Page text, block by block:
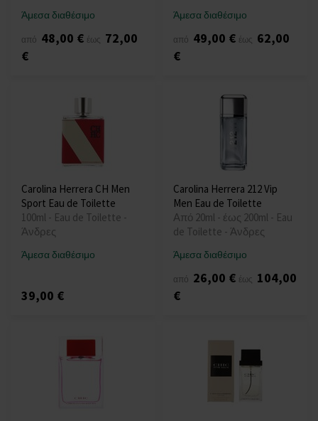
Άμεσα διαθέσιμο
από 48,00 € έως 72,00
€
Άμεσα διαθέσιμο
από 49,00 € έως 62,00
€
Carolina Herrera CH Men
Sport Eau de Toilette
100ml - Eau de Toilette -
Άνδρες
Άμεσα διαθέσιμο
39,00 €
Carolina Herrera 212 Vip
Men Eau de Toilette
Από 20ml - έως 200ml - Eau
de Toilette - Άνδρες
Άμεσα διαθέσιμο
από 26,00 € έως 104,00
€